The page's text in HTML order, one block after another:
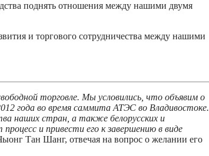
поднять отношения между нашими двумя
и торгового сотрудничества между нашими
торговле. Мы условились, что объявим о
года во время саммита АТЭС во Владивостоке.
наших стран, а также белорусских и
и привести его к завершению в виде
Тан Шанг, отвечая на вопрос о желании его